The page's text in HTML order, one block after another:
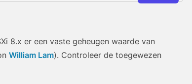
8.x er een vaste geheugen waarde van
William Lam). Controleer de toegewezen